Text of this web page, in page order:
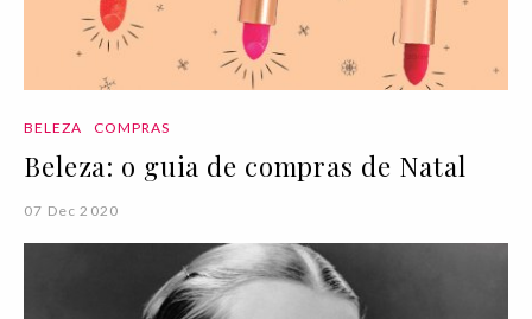
BELEZA COMPRAS
Beleza: o guia de compras de Natal
07 Dec 2020